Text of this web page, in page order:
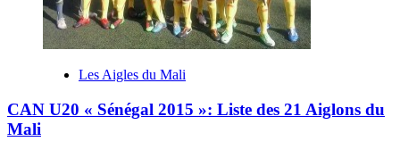
Les Aigles du Mali
CAN U20 « Sénégal 2015 »: Liste des 21 Aiglons du
Mali